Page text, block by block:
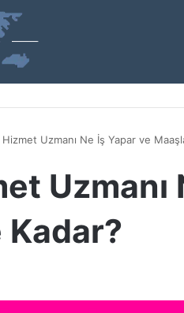
Hizmet Uzmanı Ne İş Yapar ve
Uzmanı
Kadar?